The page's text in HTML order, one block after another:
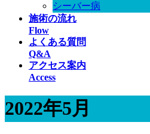
シーバー病
施術の流れ
Flow
よくある質問
Q&A
アクセス案内
Access
2022年5月